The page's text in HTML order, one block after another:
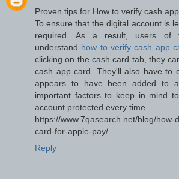
Proven tips for How to verify cash
To ensure that the digital account is
required. As a result, users of
understand how to verify cash app
clicking on the cash card tab, they
cash app card. They'll also have to
appears to have been added to
important factors to keep in mind
account protected every time.
https://www.7qasearch.net/blog/how-
card-for-apple-pay/
Reply